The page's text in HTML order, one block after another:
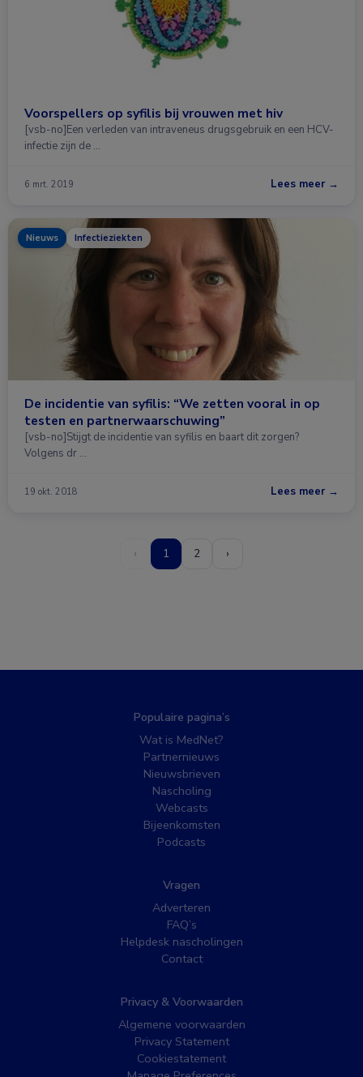
Voorspellers op syfilis bij vrouwen met hiv
[vsb-no]Een verleden van intraveneus drugsgebruik en een HCV-
infectie zijn de …
6 mrt. 2019 Lees meer →
Nieuws Infectieziekten
De incidentie van syfilis: “We zetten vooral in op
testen en partnerwaarschuwing”
[vsb-no]Stijgt de incidentie van syfilis en baart dit zorgen?
Volgens dr …
19 okt. 2018 Lees meer →
‹ 1 2 ›
Populaire pagina’s
Wat is MedNet?
Partnernieuws
Nieuwsbrieven
Nascholing
Webcasts
Bijeenkomsten
Podcasts
Vragen
Adverteren
FAQ’s
Helpdesk nascholingen
Contact
Privacy & Voorwaarden
Algemene voorwaarden
Privacy Statement
Cookiestatement